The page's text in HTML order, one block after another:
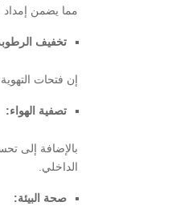
مما يضمن
تخفيف
إن فتحات
تصفية الهواء:
بالإضافة إلى
الداخلي.
صحة البيئة: